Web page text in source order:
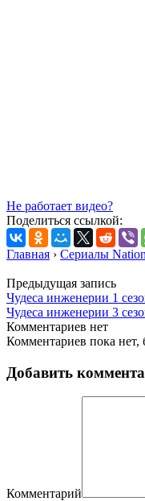
Не работает видео?
Поделиться ссылкой:
Главная › Сериалы
Предыдущая запись
Чудеса инженерии 1
Чудеса инженерии 3
Комментариев нет
Комментариев пока нет,
Добавить
Комментарий